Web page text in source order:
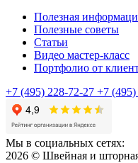
Полезная
Полезные советы
Статьи
Видео мастер-класс
Портфолио от
+7 (495) 228-72-27 +7
Мы в социальных сетях:
2026 © Швейная и